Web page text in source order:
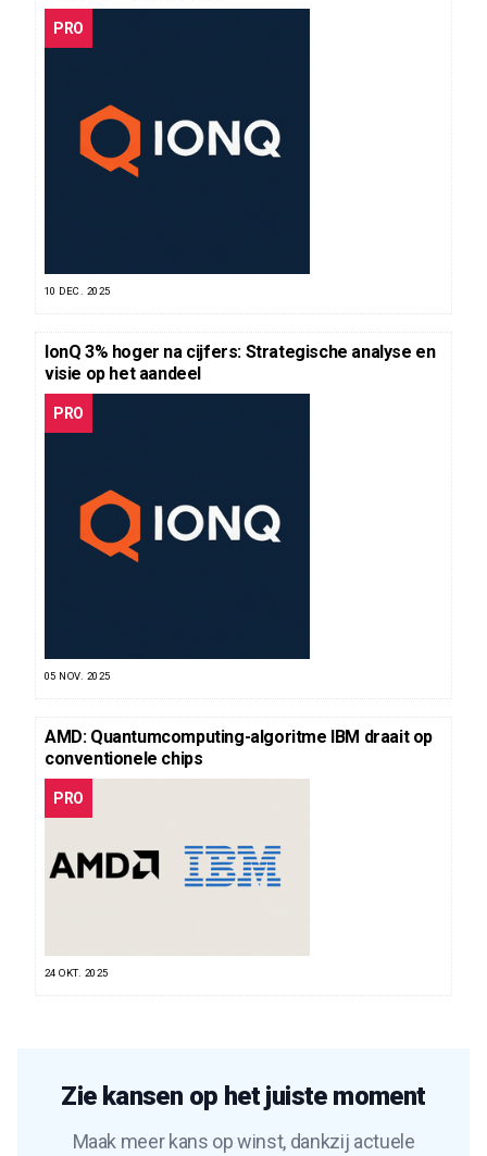
PRO
10 DEC. 2025
IonQ 3% hoger na cijfers: Strategische analyse en
visie op het aandeel
PRO
05 NOV. 2025
AMD: Quantumcomputing-algoritme IBM draait op
conventionele chips
PRO
24 OKT. 2025
Zie kansen op het juiste moment
Maak meer kans op winst, dankzij actuele